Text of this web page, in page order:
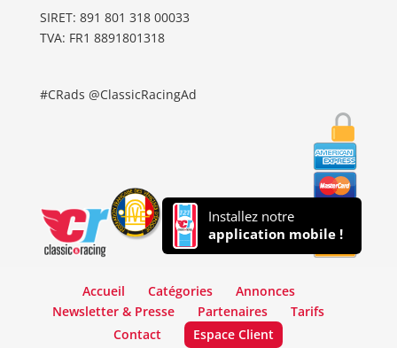
SIRET: 891 801 318 00033
TVA: FR1 8891801318
#CRads @ClassicRacingAd
Installez notre
application mobile !
Accueil Catégories
Annonces
Newsletter & Presse
Partenaires
Tarifs
Contact
Espace Client